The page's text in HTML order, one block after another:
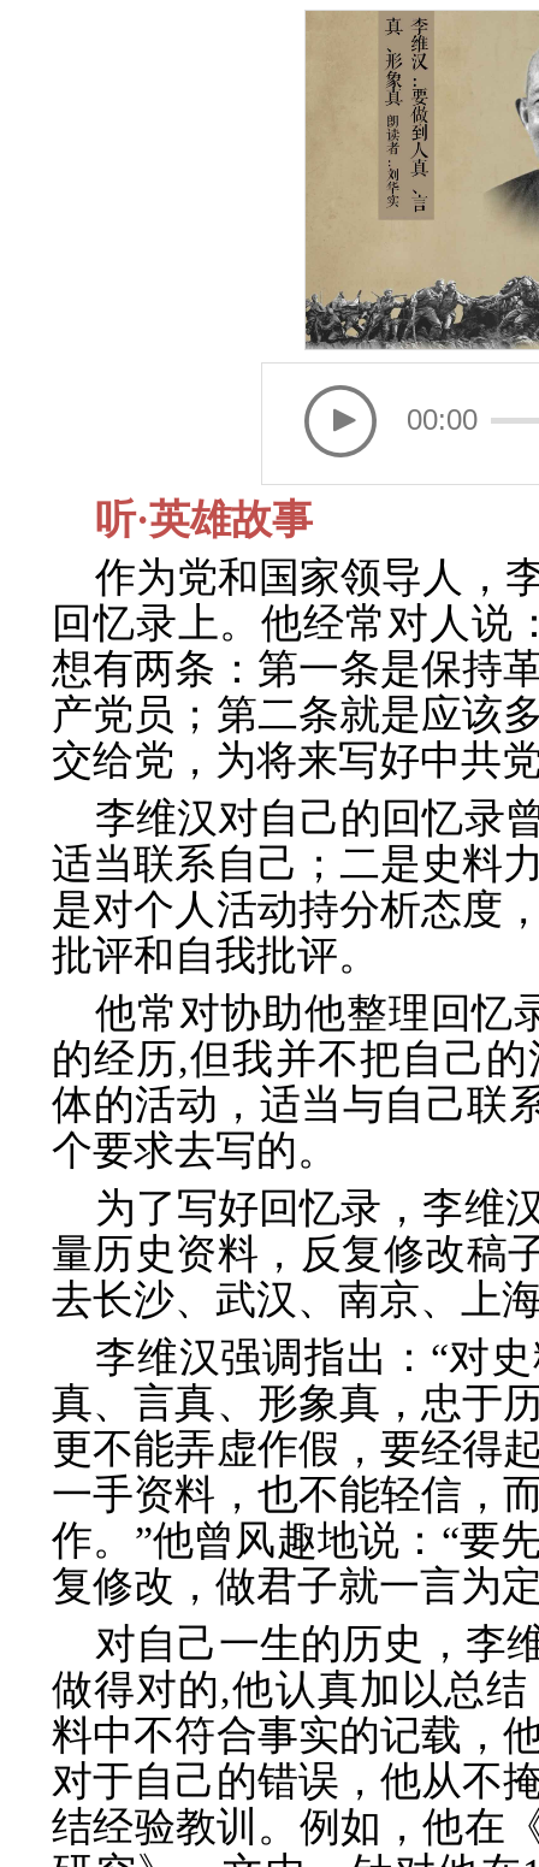
00:00
听·英雄故事
作为党和国家领导人，
回忆录上。他经常对人说
想有两条：第一条是保持
产党员；第二条就是应该
交给党，为将来写好中共
李维汉对自己的回忆录
适当联系自己；二是史料
是对个人活动持分析态度
批评和自我批评。
他常对协助他整理回忆
的经历,但我并不把自己
体的活动，适当与自己联
个要求去写的。
为了写好回忆录，李维
量历史资料，反复修改稿
去长沙、武汉、南京、上
李维汉强调指出：“对
真、言真、形象真，忠于
更不能弄虚作假，要经得
一手资料，也不能轻信，
作。”他曾风趣地说：“要
复修改，做君子就一言为
对自己一生的历史，李
做得对的,他认真加以总
料中不符合事实的记载，
对于自己的错误，他从不
结经验教训。例如，他在